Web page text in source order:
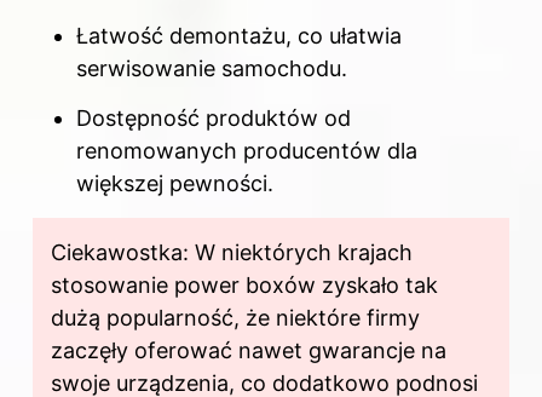
Łatwość demontażu, co ułatwia
serwisowanie samochodu.
Dostępność produktów od
renomowanych producentów dla
większej pewności.
Ciekawostka: W niektórych krajach
stosowanie power boxów zyskało tak
dużą popularność, że niektóre firmy
zaczęły oferować nawet gwarancje na
swoje urządzenia, co dodatkowo podnosi